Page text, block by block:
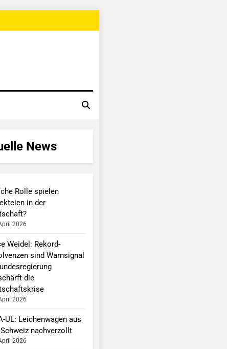
News
Rolle spielen
in der
2026
Weidel: Rekord-
sind Warnsignal
die
2026
UL: Leichenwagen aus
nachverzollt
2026